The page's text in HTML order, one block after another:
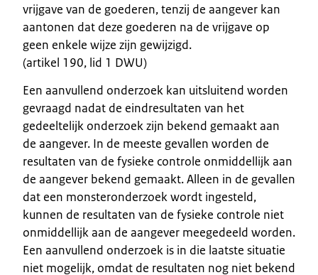
vrijgave van de goederen, tenzij de aangever kan
aantonen dat deze goederen na de vrijgave op
geen enkele wijze zijn gewijzigd.
(artikel 190, lid 1 DWU)
Een aanvullend onderzoek kan uitsluitend worden
gevraagd nadat de eindresultaten van het
gedeeltelijk onderzoek zijn bekend gemaakt aan
de aangever. In de meeste gevallen worden de
resultaten van de fysieke controle onmiddellijk aan
de aangever bekend gemaakt. Alleen in de gevallen
dat een monsteronderzoek wordt ingesteld,
kunnen de resultaten van de fysieke controle niet
onmiddellijk aan de aangever meegedeeld worden.
Een aanvullend onderzoek is in die laatste situatie
niet mogelijk, omdat de resultaten nog niet bekend